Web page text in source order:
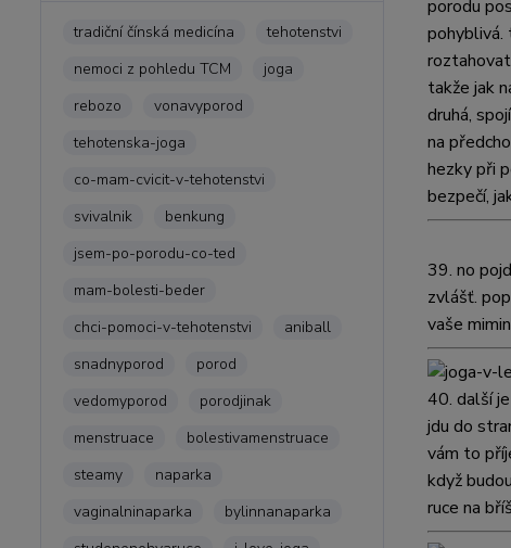
tradiční čínská medicína
tehotenstvi
nemoci z pohledu TCM
joga
rebozo
vonavyporod
tehotenska-joga
co-mam-cvicit-v-tehotenstvi
svivalnik
benkung
jsem-po-porodu-co-ted
mam-bolesti-beder
chci-pomoci-v-tehotenstvi
aniball
snadnyporod
porod
vedomyporod
porodjinak
menstruace
bolestivamenstruace
steamy
naparka
vaginalninaparka
bylinnanaparka
porodu
takže jak
druhá,
na
hezky při
bezpečí,
39.no
zvlášť.
vaše
40.další
jdu do
vám to
když
ruce na